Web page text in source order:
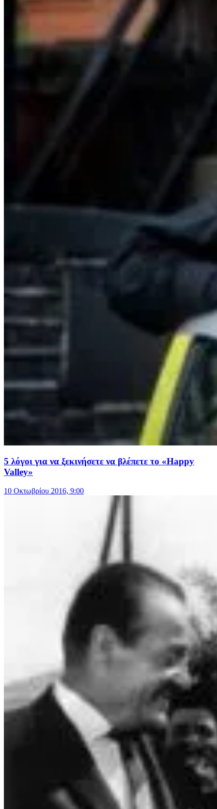
5 λόγοι για να ξεκινήσετε να βλέπετε το «Happy
Valley»
10 Οκτωβρίου 2016, 9:00